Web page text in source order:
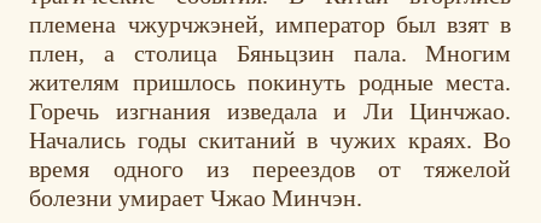
племена чжурчжэней, император был взят в
плен, а столица Бяньцзин пала. Многим
жителям пришлось покинуть родные места.
Горечь изгнания изведала и Ли Цинчжао.
Начались годы скитаний в чужих краях. Во
время одного из переездов от тяжелой
болезни умирает Чжао Минчэн.